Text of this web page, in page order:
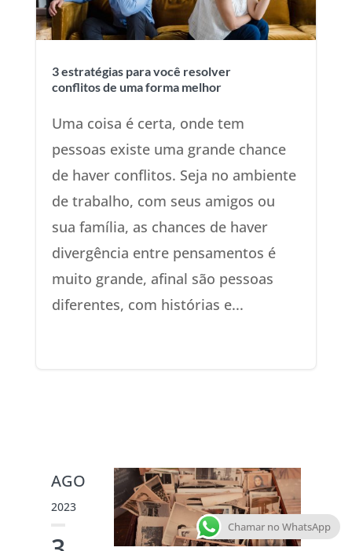
3 estratégias para você resolver
conflitos de uma forma melhor
Uma coisa é certa, onde tem
pessoas existe uma grande chance
de haver conflitos. Seja no ambiente
de trabalho, com seus amigos ou
sua família, as chances de haver
divergência entre pensamentos é
muito grande, afinal são pessoas
diferentes, com histórias e...
AGO
2023
Chamar no WhatsApp